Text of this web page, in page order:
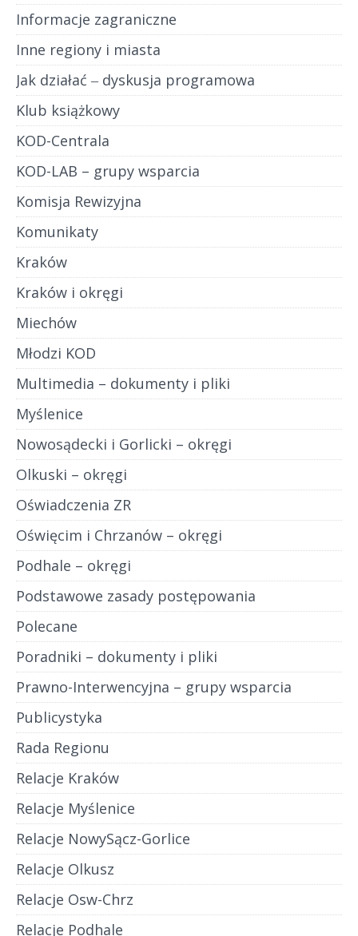
Informacje zagraniczne
Inne regiony i miasta
Jak działać ‒ dyskusja programowa
Klub książkowy
KOD-Centrala
KOD-LAB – grupy wsparcia
Komisja Rewizyjna
Komunikaty
Kraków
Kraków i okręgi
Miechów
Młodzi KOD
Multimedia – dokumenty i pliki
Myślenice
Nowosądecki i Gorlicki – okręgi
Olkuski – okręgi
Oświadczenia ZR
Oświęcim i Chrzanów – okręgi
Podhale – okręgi
Podstawowe zasady postępowania
Polecane
Poradniki – dokumenty i pliki
Prawno-Interwencyjna – grupy wsparcia
Publicystyka
Rada Regionu
Relacje Kraków
Relacje Myślenice
Relacje NowySącz-Gorlice
Relacje Olkusz
Relacje Osw-Chrz
Relacje Podhale